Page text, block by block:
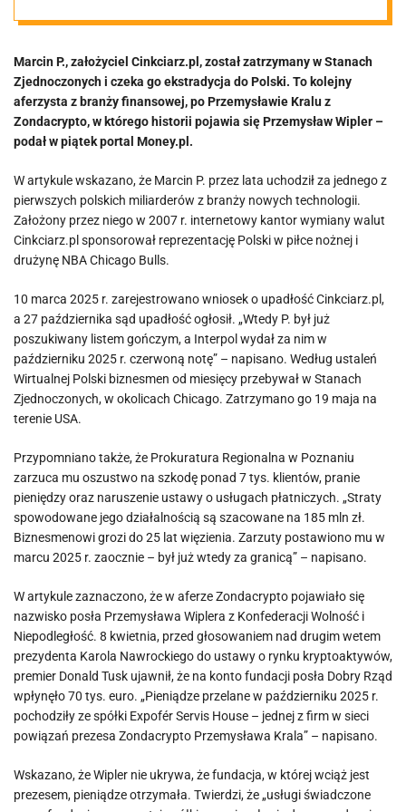
związana z
Wiplerem
Marcin P., założyciel Cinkciarz.pl, został zatrzymany w Stanach
Zjednoczonych i czeka go ekstradycja do Polski. To kolejny
aferzysta z branży finansowej, po Przemysławie Kralu z
Zondacrypto, w którego historii pojawia się Przemysław Wipler –
podał w piątek portal Money.pl.
W artykule wskazano, że Marcin P. przez lata uchodził za jednego z
pierwszych polskich miliarderów z branży nowych technologii.
Założony przez niego w 2007 r. internetowy kantor wymiany walut
Cinkciarz.pl sponsorował reprezentację Polski w piłce nożnej i
drużynę NBA Chicago Bulls.
10 marca 2025 r. zarejestrowano wniosek o upadłość Cinkciarz.pl,
a 27 października sąd upadłość ogłosił. „Wtedy P. był już
poszukiwany listem gończym, a Interpol wydał za nim w
październiku 2025 r. czerwoną notę” – napisano. Według ustaleń
Wirtualnej Polski biznesmen od miesięcy przebywał w Stanach
Zjednoczonych, w okolicach Chicago. Zatrzymano go 19 maja na
terenie USA.
Przypomniano także, że Prokuratura Regionalna w Poznaniu
zarzuca mu oszustwo na szkodę ponad 7 tys. klientów, pranie
pieniędzy oraz naruszenie ustawy o usługach płatniczych. „Straty
spowodowane jego działalnością są szacowane na 185 mln zł.
Biznesmenowi grozi do 25 lat więzienia. Zarzuty postawiono mu w
marcu 2025 r. zaocznie – był już wtedy za granicą” – napisano.
W artykule zaznaczono, że w aferze Zondacrypto pojawiało się
nazwisko posła Przemysława Wiplera z Konfederacji Wolność i
Niepodległość. 8 kwietnia, przed głosowaniem nad drugim wetem
prezydenta Karola Nawrockiego do ustawy o rynku kryptoaktywów,
premier Donald Tusk ujawnił, że na konto fundacji posła Dobry Rząd
wpłynęło 70 tys. euro. „Pieniądze przelane w październiku 2025 r.
pochodziły ze spółki Expofér Servis House – jednej z firm w sieci
powiązań prezesa Zondacrypto Przemysława Krala” – napisano.
Wskazano, że Wipler nie ukrywa, że fundacja, w której wciąż jest
prezesem, pieniądze otrzymała. Twierdzi, że „usługi świadczone